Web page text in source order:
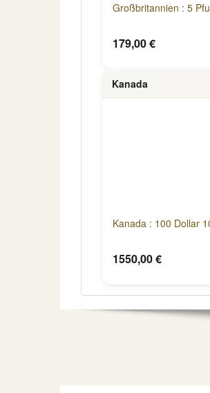
Großbritannien : 5
179,00 €
Kanada
Kanada : 100 Dollar
1550,00 €